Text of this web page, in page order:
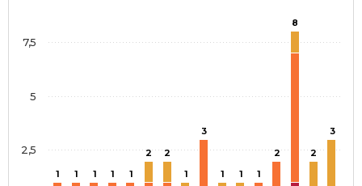
1 1 1 1 1
2
2
1
3
1 1 1
2
8
2
3
2,5
5
7,5